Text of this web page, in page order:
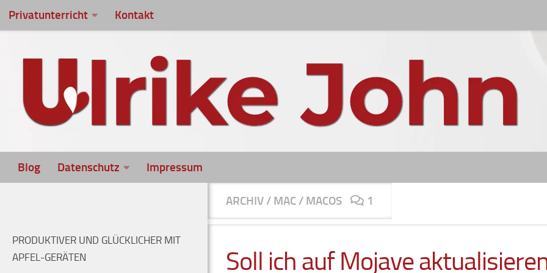
Zum Inhalt springen
Privatunterricht Kontakt
Blog Datenschutz Impressum
ARCHIV / MAC / MACOS 1
Soll ich auf Mojave
PRODUKTIVER UND GLÜCKLICHER MIT
APFEL-GERÄTEN